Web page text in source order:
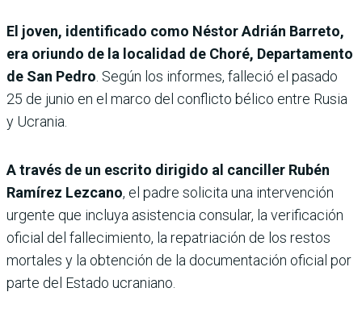
El joven, identificado como Néstor Adrián Barreto,
era oriundo de la localidad de Choré, Departamento
de San Pedro. Según los informes, falleció el pasado
25 de junio en el marco del conflicto bélico entre Rusia
y Ucrania.
A través de un escrito dirigido al canciller Rubén
Ramírez Lezcano, el padre solicita una intervención
urgente que incluya asistencia consular, la verificación
oficial del fallecimiento, la repatriación de los restos
mortales y la obtención de la documentación oficial por
parte del Estado ucraniano.